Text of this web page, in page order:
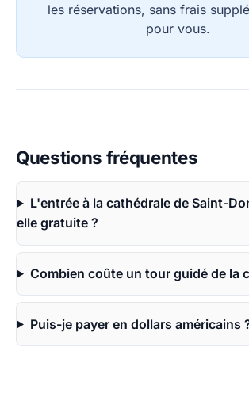
les réservations, sans frais
pour vous.
Questions fréquentes
L'entrée à la cathédrale de Saint-
elle gratuite ?
Combien coûte un tour guidé de la
Puis-je payer en dollars américains